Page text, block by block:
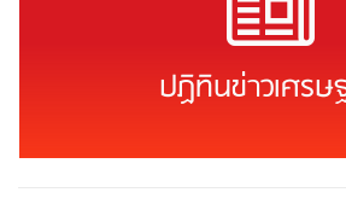
ปฏิทินข่าวเศรษ